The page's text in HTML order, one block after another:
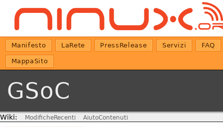
Manifesto LaRete PressRelease Servizi FAQ
MappaSito
GSoC
Wiki: ModificheRecenti AiutoContenuti